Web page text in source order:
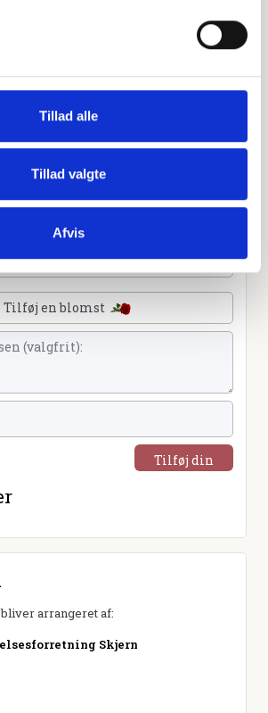
Tillad alle
Tillad valgte
Afvis
eller blot sende et hjerte eller en
Tænd et lys
Tilføj et hjerte
Tilføj en blomst
Tilføj din
arrangeret af:
Skjern